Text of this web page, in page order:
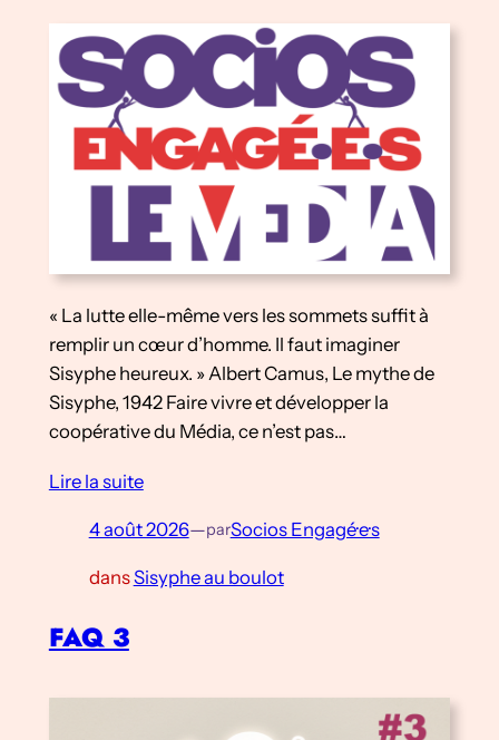
« La lutte elle-même vers les sommets suffit à
remplir un cœur d’homme. Il faut imaginer
Sisyphe heureux. » Albert Camus, Le mythe de
Sisyphe, 1942 Faire vivre et développer la
coopérative du Média, ce n’est pas…
Lire la suite
4 août 2026—parSocios Engagé·e·s
dansSisyphe au boulot
FAQ 3